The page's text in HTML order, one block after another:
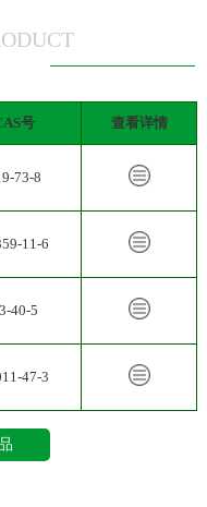
号 查看详情
73-8
11-6
40-5
47-3